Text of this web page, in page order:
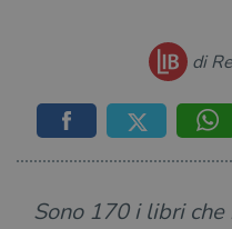
di
Sono 170 i libri